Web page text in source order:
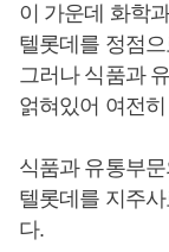
이 가운데 화학
텔롯데를 정점
그러나 식품과
얽혀있어 여전
식품과 유통부
텔롯데를 지주
다.